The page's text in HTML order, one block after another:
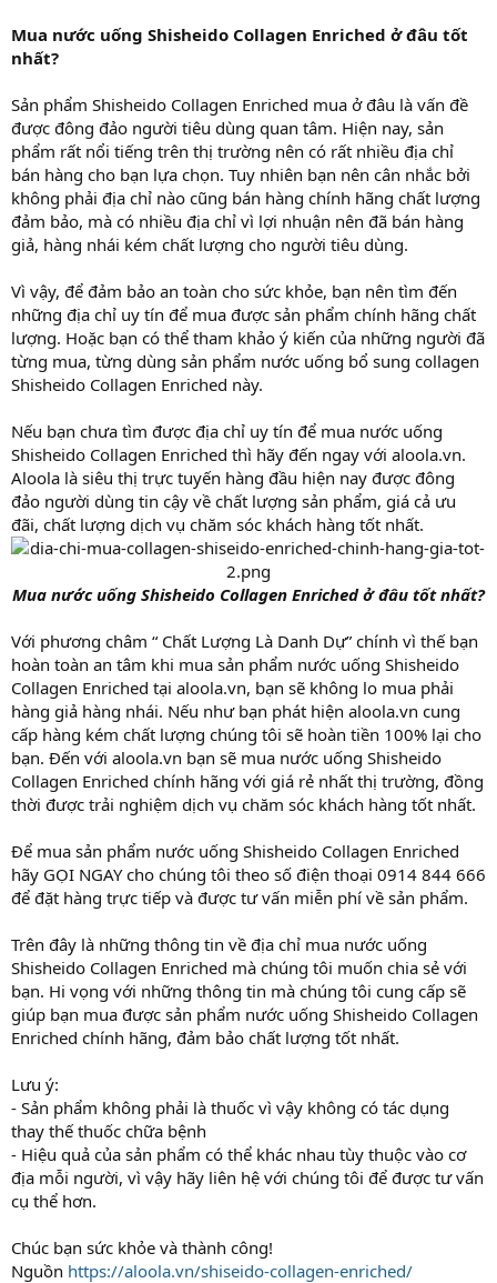
Mua nước uống Shisheido Collagen Enriched ở đâu tốt
nhất?
Sản phẩm Shisheido Collagen Enriched mua ở đâu là vấn đề
được đông đảo người tiêu dùng quan tâm. Hiện nay, sản
phẩm rất nổi tiếng trên thị trường nên có rất nhiều địa chỉ
bán hàng cho bạn lựa chọn. Tuy nhiên bạn nên cân nhắc bởi
không phải địa chỉ nào cũng bán hàng chính hãng chất lượng
đảm bảo, mà có nhiều địa chỉ vì lợi nhuận nên đã bán hàng
giả, hàng nhái kém chất lượng cho người tiêu dùng.
Vì vậy, để đảm bảo an toàn cho sức khỏe, bạn nên tìm đến
những địa chỉ uy tín để mua được sản phẩm chính hãng chất
lượng. Hoặc bạn có thể tham khảo ý kiến của những người đã
từng mua, từng dùng sản phẩm nước uống bổ sung collagen
Shisheido Collagen Enriched này.
Nếu bạn chưa tìm được địa chỉ uy tín để mua nước uống
Shisheido Collagen Enriched thì hãy đến ngay với aloola.vn.
Aloola là siêu thị trực tuyến hàng đầu hiện nay được đông
đảo người dùng tin cậy về chất lượng sản phẩm, giá cả ưu
đãi, chất lượng dịch vụ chăm sóc khách hàng tốt nhất.
Mua nước uống Shisheido Collagen Enriched ở đâu tốt nhất?
Với phương châm “ Chất Lượng Là Danh Dự” chính vì thế bạn
hoàn toàn an tâm khi mua sản phẩm nước uống Shisheido
Collagen Enriched tại aloola.vn, bạn sẽ không lo mua phải
hàng giả hàng nhái. Nếu như bạn phát hiện aloola.vn cung
cấp hàng kém chất lượng chúng tôi sẽ hoàn tiền 100% lại cho
bạn. Đến với aloola.vn bạn sẽ mua nước uống Shisheido
Collagen Enriched chính hãng với giá rẻ nhất thị trường, đồng
thời được trải nghiệm dịch vụ chăm sóc khách hàng tốt nhất.
Để mua sản phẩm nước uống Shisheido Collagen Enriched
hãy GỌI NGAY cho chúng tôi theo số điện thoại 0914 844 666
để đặt hàng trực tiếp và được tư vấn miễn phí về sản phẩm.
Trên đây là những thông tin về địa chỉ mua nước uống
Shisheido Collagen Enriched mà chúng tôi muốn chia sẻ với
bạn. Hi vọng với những thông tin mà chúng tôi cung cấp sẽ
giúp bạn mua được sản phẩm nước uống Shisheido Collagen
Enriched chính hãng, đảm bảo chất lượng tốt nhất.
Lưu ý:
- Sản phẩm không phải là thuốc vì vậy không có tác dụng
thay thế thuốc chữa bệnh
- Hiệu quả của sản phẩm có thể khác nhau tùy thuộc vào cơ
địa mỗi người, vì vậy hãy liên hệ với chúng tôi để được tư vấn
cụ thể hơn.
Chúc bạn sức khỏe và thành công!
Nguồn https://aloola.vn/shiseido-collagen-enriched/